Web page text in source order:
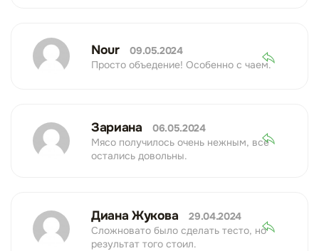
Nour
09.05.2024
Просто объедение! Особенно с чаем.
Зариана
06.05.2024
Мясо получилось очень нежным, все
остались довольны.
Диана Жукова
29.04.2024
Сложновато было сделать тесто, но
результат того стоил.